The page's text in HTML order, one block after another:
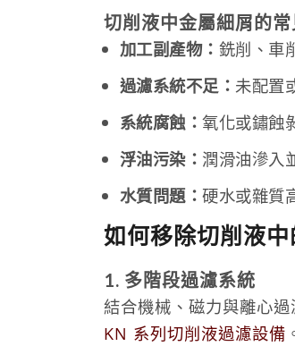
切削液中金屬細屑的
加工副產物： 銑削、車
過濾系統不足： 未配置
系統腐蝕：氧化或鏽蝕
浮油污染： 潤滑油滲入
水質問題：硬水或雜質
如何移除切削液中
1. 多階段過濾系統
結合機械、磁力與離心
KN 系列切削液過濾設備